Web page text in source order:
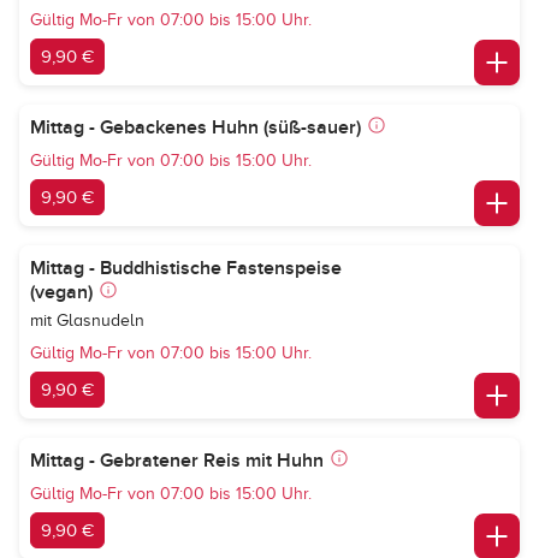
Gültig Mo-Fr von 07:00 bis 15:00 Uhr.
9,90 €
Mittag - Gebackenes Huhn (süß-sauer)
Gültig Mo-Fr von 07:00 bis 15:00 Uhr.
9,90 €
Mittag - Buddhistische Fastenspeise
(vegan)
mit Glasnudeln
Gültig Mo-Fr von 07:00 bis 15:00 Uhr.
9,90 €
Mittag - Gebratener Reis mit Huhn
Gültig Mo-Fr von 07:00 bis 15:00 Uhr.
9,90 €